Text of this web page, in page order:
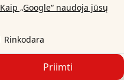
Kaip „Google“ naudoja jūsų
Rinkodara
Priimti